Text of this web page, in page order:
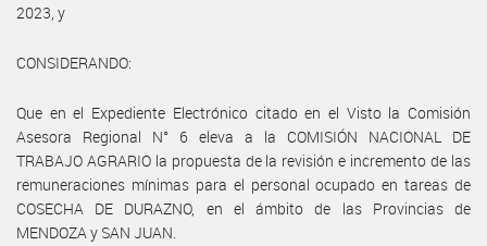
2023, y
CONSIDERANDO:
Que en el Expediente Electrónico citado en el Visto la Comisión
Asesora Regional N° 6 eleva a la COMISIÓN NACIONAL DE
TRABAJO AGRARIO la propuesta de la revisión e incremento de las
remuneraciones mínimas para el personal ocupado en tareas de
COSECHA DE DURAZNO, en el ámbito de las Provincias de
MENDOZA y SAN JUAN.